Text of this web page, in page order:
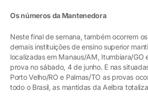
Os números da Mantenedora
Neste final de semana, também ocorrem
demais instituições de ensino superior
localizadas em Manaus/AM, Itumbiara/GO
prova no sábado, 4 de junho. E nas
Porto Velho/RO e Palmas/TO as provas
todo o Brasil, as mantidas da Aelbra